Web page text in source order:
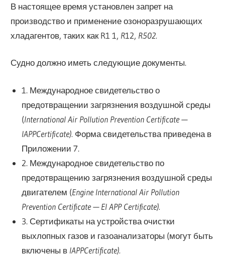
В настоящее время установлен запрет на
производство и применение озоноразрушающих
хладагентов, таких как R1 1, R12, R502.
Судно должно иметь следующие документы.
1. Международное свидетельство о
предотвращении загрязнения воздушной среды
(International Air Pollution Prevention Certificate —
IAPPCertificate). Форма свидетельства приведена в
Приложении 7.
2. Международное свидетельство по
предотвращению загрязнения воздушной среды
двигателем (Engine International Air Pollution
Prevention Certificate — El APP Certificate).
3. Сертификаты на устройства очистки
выхлопных газов и газоанализаторы (могут быть
включены в IAPPCertificate).